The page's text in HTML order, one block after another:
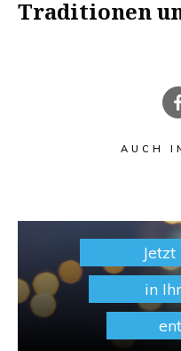
Traditionen
AUCH
in